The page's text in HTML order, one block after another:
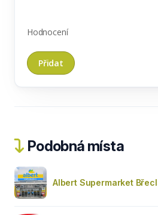
Hodnocení
Podobná místa
Albert Supermarket